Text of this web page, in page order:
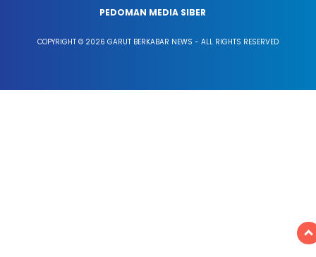
PEDOMAN MEDIA SIBER
COPYRIGHT © 2026 GARUT BERKABAR NEWS - ALL RIGHTS RESERVED